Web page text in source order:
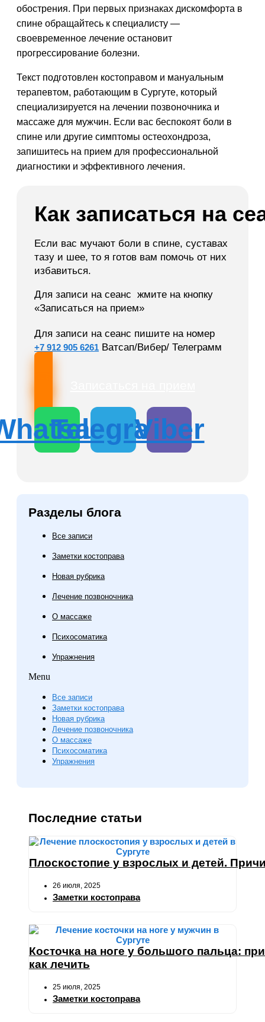
обострения. При первых признаках дискомфорта в
спине обращайтесь к специалисту —
своевременное лечение остановит
прогрессирование болезни.
Текст подготовлен костоправом и мануальным
терапевтом, работающим в Сургуте, который
специализируется на лечении позвоночника и
массаже для мужчин. Если вас беспокоят боли в
спине или другие симптомы остеохондроза,
запишитесь на прием для профессиональной
диагностики и эффективного лечения.
Как записаться на
Если вас мучают боли в спине, суставах
тазу и шее, то я готов вам помочь от них
избавиться.
Для записи на сеанс жмите на кнопку
«Записаться на прием»
Для записи на сеанс пишите на номер
+7 912 905 6261 Ватсап/Вибер/ Телеграмм
Telegram
Viber
Разделы блога
Все записи
Заметки костоправа
Новая рубрика
Лечение позвоночника
О массаже
Психосоматика
Упражнения
Menu
Все записи
Заметки костоправа
Новая рубрика
Лечение позвоночника
О массаже
Психосоматика
Упражнения
Последние статьи
Плоскостопие у взрослых и детей.
26 июля, 2025
Заметки костоправа
Косточка на ноге у большого пальца:
как лечить
25 июля, 2025
Заметки костоправа